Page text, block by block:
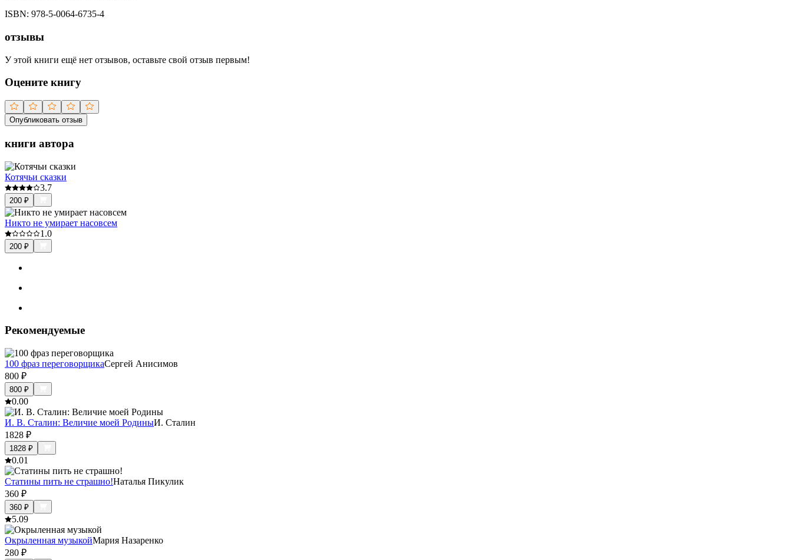
ISBN: 978-5-0064-6735-4
отзывы
У этой книги ещё нет отзывов, оставьте свой отзыв первым!
Оцените книгу
Опубликовать отзыв
книги автора
Котячьи сказки
3.7
200 ₽
Никто не умирает насовсем
1.0
200 ₽
Рекомендуемые
100 фраз переговорщикаСергей Анисимов
800 ₽
800 ₽
0.00
И. В. Сталин: Величие моей РодиныИ. Сталин
1828 ₽
1828 ₽
0.01
Статины пить не страшно!Наталья Пикулик
360 ₽
360 ₽
5.09
Окрыленная музыкойМария Назаренко
280 ₽